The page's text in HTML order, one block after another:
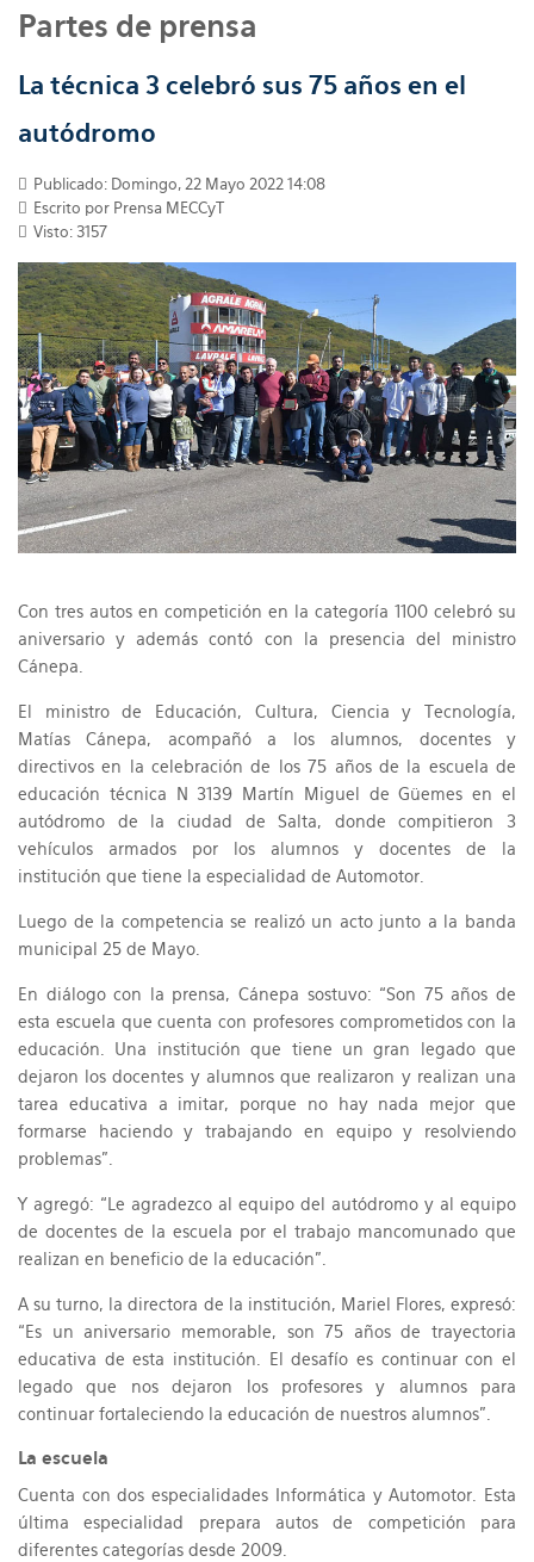
Partes de prensa
La técnica 3 celebró sus 75 años en el
autódromo
Publicado: Domingo, 22 Mayo 2022 14:08
Escrito por Prensa MECCyT
Visto: 3157
Con tres autos en competición en la categoría 1100 celebró su
aniversario y además contó con la presencia del ministro
Cánepa.
El ministro de Educación, Cultura, Ciencia y Tecnología,
Matías Cánepa, acompañó a los alumnos, docentes y
directivos en la celebración de los 75 años de la escuela de
educación técnica N 3139 Martín Miguel de Güemes en el
autódromo de la ciudad de Salta, donde compitieron 3
vehículos armados por los alumnos y docentes de la
institución que tiene la especialidad de Automotor.
Luego de la competencia se realizó un acto junto a la banda
municipal 25 de Mayo.
En diálogo con la prensa, Cánepa sostuvo: “Son 75 años de
esta escuela que cuenta con profesores comprometidos con la
educación. Una institución que tiene un gran legado que
dejaron los docentes y alumnos que realizaron y realizan una
tarea educativa a imitar, porque no hay nada mejor que
formarse haciendo y trabajando en equipo y resolviendo
problemas”.
Y agregó: “Le agradezco al equipo del autódromo y al equipo
de docentes de la escuela por el trabajo mancomunado que
realizan en beneficio de la educación”.
A su turno, la directora de la institución, Mariel Flores, expresó:
“Es un aniversario memorable, son 75 años de trayectoria
educativa de esta institución. El desafío es continuar con el
legado que nos dejaron los profesores y alumnos para
continuar fortaleciendo la educación de nuestros alumnos”.
La escuela
Cuenta con dos especialidades Informática y Automotor. Esta
última especialidad prepara autos de competición para
diferentes categorías desde 2009.